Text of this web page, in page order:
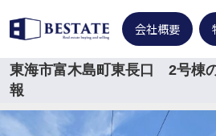
会社概要
東海市富木島町東長口 2号棟
報